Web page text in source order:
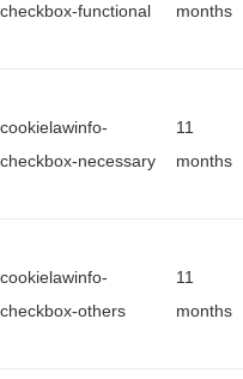
checkbox-functional
months
cookielawinfo-
checkbox-necessary
11
months
cookielawinfo-
checkbox-others
11
months